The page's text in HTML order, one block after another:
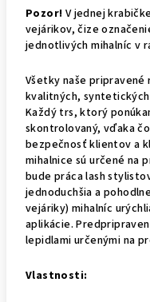
Pozor! V jednej
vejárikov, čize
jednotlivých mihalníc v
Všetky naše pripravené
kvalitných,
Každý trs, ktorý
skontrolovaný, vďaka
bezpečnosť klientov a
mihalnice sú určené na
bude práca lash
jednoduchšia a
vejáriky) mihalníc
aplikácie.
lepidlami určenými na
Vlastnosti: